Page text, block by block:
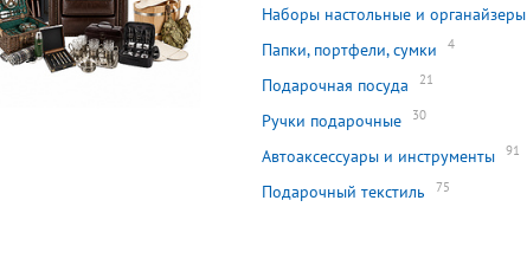
Наборы настольные и органайзеры
Папки, портфели, сумки 4
Подарочная посуда 21
Ручки подарочные 30
Автоаксессуары и инструменты 91
Подарочный текстиль 75